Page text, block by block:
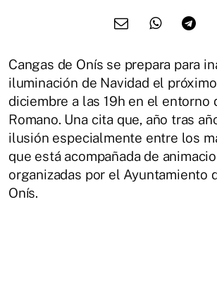
Cangas de Onís se prepara para
iluminación de Navidad el
diciembre a las 19h en el entorno
Romano. Una cita que, año tras
ilusión especialmente entre los
que está acompañada de
organizadas por el Ayuntamiento
Onís.